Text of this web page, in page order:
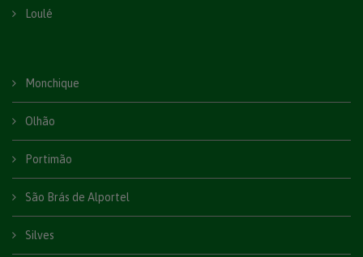
Loulé
Monchique
Olhão
Portimão
São Brás de Alportel
Silves